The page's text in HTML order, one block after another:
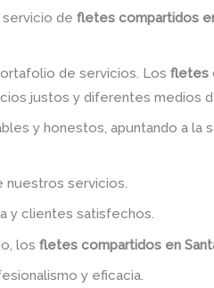
servicio defletes compartidos
de servicios. Losfletes
justos y diferentes medios
y honestos, apuntando a
nuestros servicios.
y clientes satisfechos.
losfletes compartidos en
y eficacia.